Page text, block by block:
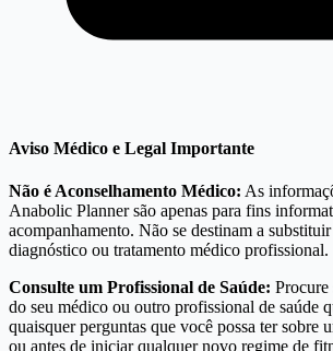
Aviso Médico e Legal Importante
Não é Aconselhamento Médico: As
Anabolic Planner são apenas para fins
acompanhamento. Não se destinam a
diagnóstico ou tratamento médico profissional.
Consulte um Profissional de Saúde: Procure
do seu médico ou outro profissional de saúde
quaisquer perguntas que você possa ter sobre
ou antes de iniciar qualquer novo regime de